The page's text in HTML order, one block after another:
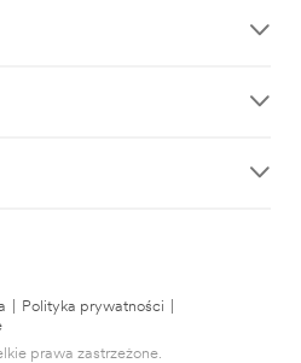
Polityka prywatności
prawa zastrzeżone.